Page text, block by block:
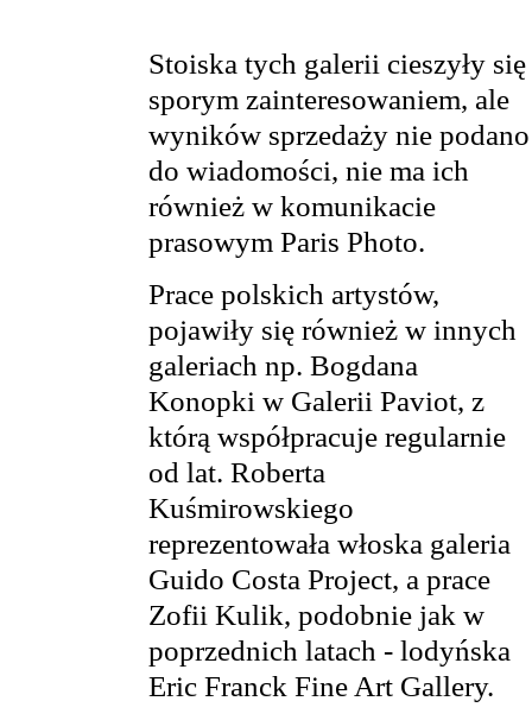
Stoiska tych galerii cieszyły się
sporym zainteresowaniem, ale
wyników sprzedaży nie podano
do wiadomości, nie ma ich
również w komunikacie
prasowym Paris Photo.
Prace polskich artystów,
pojawiły się również w innych
galeriach np. Bogdana
Konopki w Galerii Paviot, z
którą współpracuje regularnie
od lat. Roberta
Kuśmirowskiego
reprezentowała włoska galeria
Guido Costa Project, a prace
Zofii Kulik, podobnie jak w
poprzednich latach - lodyńska
Eric Franck Fine Art Gallery.